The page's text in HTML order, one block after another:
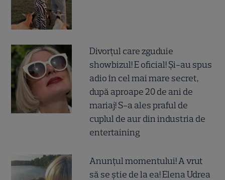
Divorțul care zguduie
showbizul! E oficial! Și-au spus
adio în cel mai mare secret,
după aproape 20 de ani de
mariaj! S-a ales praful de
cuplul de aur din industria de
entertaining
Anunțul momentului! A vrut
să se știe de la ea! Elena Udrea